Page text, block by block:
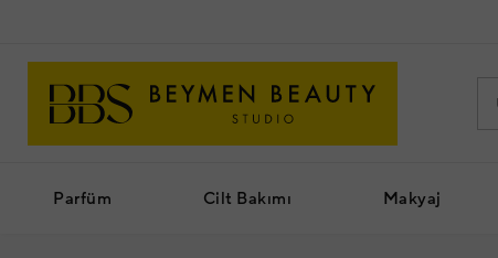
Parfüm Cilt Bakımı Makyaj